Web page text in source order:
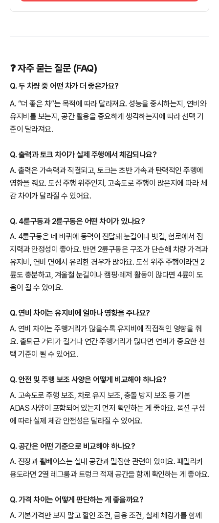
❓ 자주 묻는 질문 (FAQ)
Q. 두 차량 중 어떤 차가 더 좋은가요?
A. “더 좋은 차”는 목적에 따라 달라져요. 성능을 중시하는지, 연비와
유지비를 보는지, 공간 활용을 중요하게 생각하는지에 따라 선택 기
준이 달라져요.
Q. 출력과 토크 차이가 실제 주행에서 체감되나요?
A. 출력은 가속력과 직결되고, 토크는 초반 가속과 탄력적인 주행에
영향을 줘요. 도심 주행 위주인지, 고속도로 주행이 많은지에 따라 체
감 차이가 달라질 수 있어요.
Q. 4륜구동과 2륜구동은 어떤 차이가 있나요?
A. 4륜구동은 네 바퀴에 동력이 전달돼 눈길이나 빗길, 험로에서 접
지력과 안정성이 좋아요. 반면 2륜구동은 구조가 단순해 차량 가격과
유지비, 연비 면에서 유리한 경우가 많아요. 도심 위주 주행이라면 2
륜도 충분하고, 겨울철 눈길이나 캠핑·레저 활동이 많다면 4륜이 도
움이 될 수 있어요.
Q. 연비 차이는 유지비에 얼마나 영향을 주나요?
A. 연비 차이는 주행거리가 많을수록 유지비에 직접적인 영향을 줘
요. 출퇴근 거리가 길거나 연간 주행거리가 많다면 연비가 중요한 선
택 기준이 될 수 있어요.
Q. 안전 및 주행 보조 사양은 어떻게 비교해야 하나요?
A. 고속도로 주행 보조, 차로 유지 보조, 충돌 방지 보조 등 기본
ADAS 사양이 포함되어 있는지 먼저 확인하는 게 좋아요. 옵션 구성
에 따라 실제 체감 안전성은 달라질 수 있어요.
Q. 공간은 어떤 기준으로 비교해야 하나요?
A. 전장과 휠베이스는 실내 공간과 밀접한 관련이 있어요. 패밀리카
용도라면 2열 레그룸과 트렁크 적재 공간을 함께 확인하는 게 좋아요.
Q. 가격 차이는 어떻게 판단하는 게 좋을까요?
A. 기본가격만 보지 말고 할인 조건, 금융 조건, 실제 체감가를 함께